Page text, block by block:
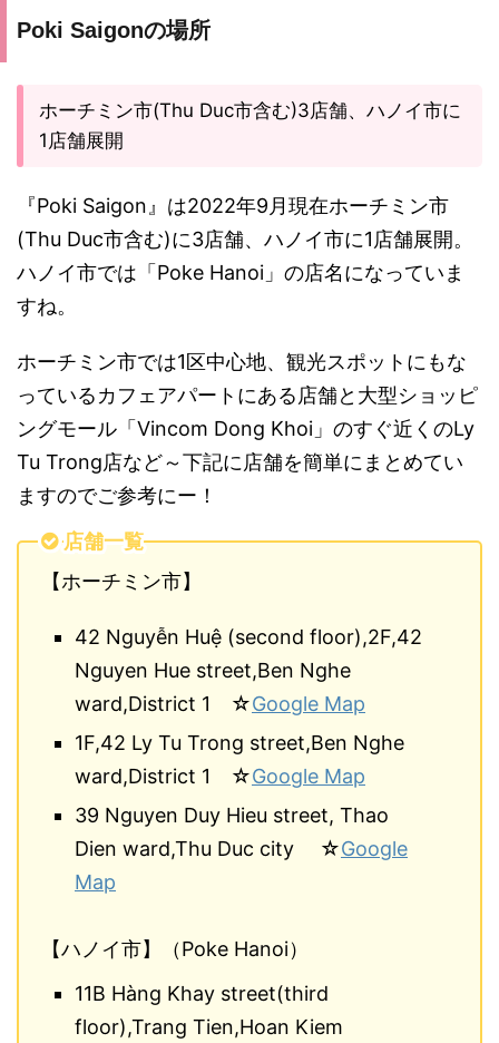
Poki Saigonの場所
ホーチミン市(Thu Duc市含む)3店舗、ハノイ市に
1店舗展開
『Poki Saigon』は2022年9月現在ホーチミン市
(Thu Duc市含む)に3店舗、ハノイ市に1店舗展開。
ハノイ市では「Poke Hanoi」の店名になっていま
すね。
ホーチミン市では1区中心地、観光スポットにもな
っているカフェアパートにある店舗と大型ショッピ
ングモール「Vincom Dong Khoi」のすぐ近くのLy
Tu Trong店など～下記に店舗を簡単にまとめてい
ますのでご参考にー！
店舗一覧
【ホーチミン市】
42 Nguyễn Huệ (second floor),2F,42
Nguyen Hue street,Ben Nghe
ward,District 1 ☆Google Map
1F,42 Ly Tu Trong street,Ben Nghe
ward,District 1 ☆Google Map
39 Nguyen Duy Hieu street, Thao
Dien ward,Thu Duc city ☆Google
Map
【ハノイ市】（Poke Hanoi）
11B Hàng Khay street(third
floor),Trang Tien,Hoan Kiem